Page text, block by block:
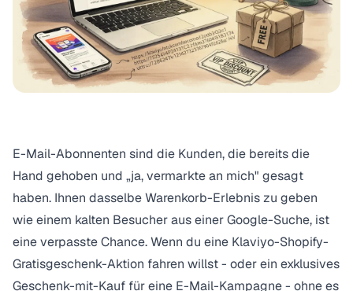
E-Mail-Abonnenten sind die Kunden, die bereits die
Hand gehoben und „ja, vermarkte an mich" gesagt
haben. Ihnen dasselbe Warenkorb-Erlebnis zu geben
wie einem kalten Besucher aus einer Google-Suche, ist
eine verpasste Chance. Wenn du eine Klaviyo-Shopify-
Gratisgeschenk-Aktion fahren willst - oder ein exklusives
Geschenk-mit-Kauf für eine E-Mail-Kampagne - ohne es